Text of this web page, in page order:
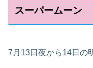
スーパームーン
7月13日夜から14日の